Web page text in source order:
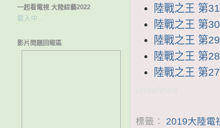
陸戰之王 第
陸戰之王 第
陸戰之王 第
陸戰之王 第
陸戰之王 第
標籤： 2019大陸電
一起看電視 大陸綜藝2022
載入中…
影片問題回報區